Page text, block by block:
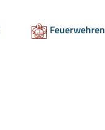
Feuerwehren